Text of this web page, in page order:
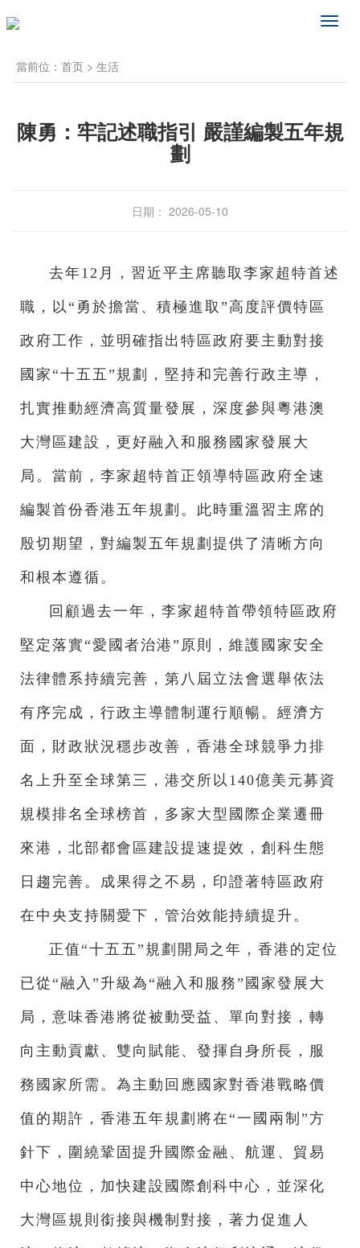
频
當前位： 首页 > 生活
陳勇：牢記述職指引 嚴謹編製五年規
劃
日期： 2026-05-10
去年12月，習近平主席聽取李家超特首述
職，以“勇於擔當、積極進取”高度評價特區
政府工作，並明確指出特區政府要主動對接
國家“十五五”規劃，堅持和完善行政主導，
扎實推動經濟高質量發展，深度參與粵港澳
大灣區建設，更好融入和服務國家發展大
局。當前，李家超特首正領導特區政府全速
編製首份香港五年規劃。此時重溫習主席的
殷切期望，對編製五年規劃提供了清晰方向
和根本遵循。
回顧過去一年，李家超特首帶領特區政府
堅定落實“愛國者治港”原則，維護國家安全
法律體系持續完善，第八屆立法會選舉依法
有序完成，行政主導體制運行順暢。經濟方
面，財政狀況穩步改善，香港全球競爭力排
名上升至全球第三，港交所以140億美元募資
規模排名全球榜首，多家大型國際企業遷冊
來港，北部都會區建設提速提效，創科生態
日趨完善。成果得之不易，印證著特區政府
在中央支持關愛下，管治效能持續提升。
正值“十五五”規劃開局之年，香港的定位
已從“融入”升級為“融入和服務”國家發展大
局，意味香港將從被動受益、單向對接，轉
向主動貢獻、雙向賦能、發揮自身所長，服
務國家所需。為主動回應國家對香港戰略價
值的期許，香港五年規劃將在“一國兩制”方
針下，圍繞鞏固提升國際金融、航運、貿易
中心地位，加快建設國際創科中心，並深化
大灣區規則銜接與機制對接，著力促進人